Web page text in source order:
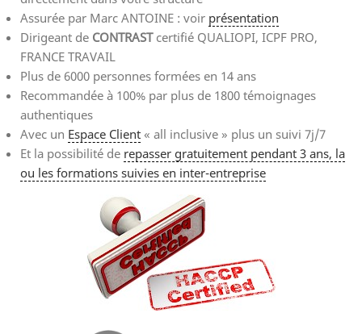
Assurée par Marc ANTOINE : voir présentation
Dirigeant de CONTRASTcertifié QUALIOPI, ICPF PRO,
FRANCE TRAVAIL
Plus de 6000 personnes formées en 14 ans
Recommandée à 100% par plus de 1800 témoignages
authentiques
Avec un Espace Client « all inclusive » plus un suivi 7j/7
Et la possibilité de repasser gratuitement pendant 3 ans, la
ou les formations suivies en inter-entreprise